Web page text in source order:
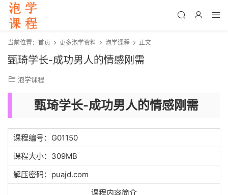
当前位置： 首页 更多泡学资料 泡学课程 正文
甄琦学长-成功男人的情感刚需
泡学课程
甄琦学长-成功男人的情感刚需
课程编号：G01150
课程大小：309MB
解压密码：puajd.com
课程内容简介